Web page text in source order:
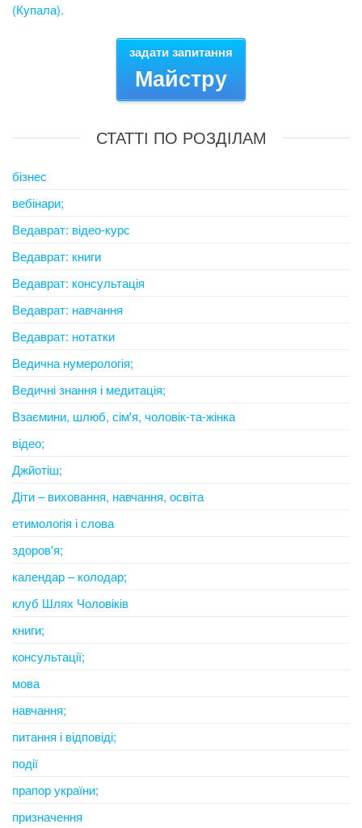
(Купала).
задати запитання
Майстру
СТАТТІ ПО РОЗДІЛАМ
бізнес
вебінари;
Ведаврат: відео-курс
Ведаврат: книги
Ведаврат: консультація
Ведаврат: навчання
Ведаврат: нотатки
Ведична нумерологія;
Ведичні знання і медитація;
Взаємини, шлюб, сім'я, чоловік-та-жінка
відео;
Джйотіш;
Діти – виховання, навчання, освіта
етимологія і слова
здоров'я;
календар – колодар;
клуб Шлях Чоловіків
книги;
консультації;
мова
навчання;
питання і відповіді;
події
прапор україни;
призначення